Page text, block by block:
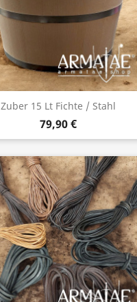
Zuber 15 Lt Fichte / Stahl
79,90 €